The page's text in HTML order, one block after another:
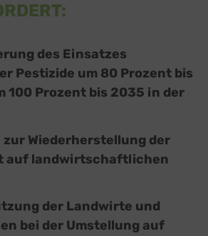
des Einsatzes
Pestizide um 80 Prozent bis
100 Prozent bis 2035 in der
zur Wiederherstellung der
auf landwirtschaftlichen
der Landwirte und
bei der Umstellung auf